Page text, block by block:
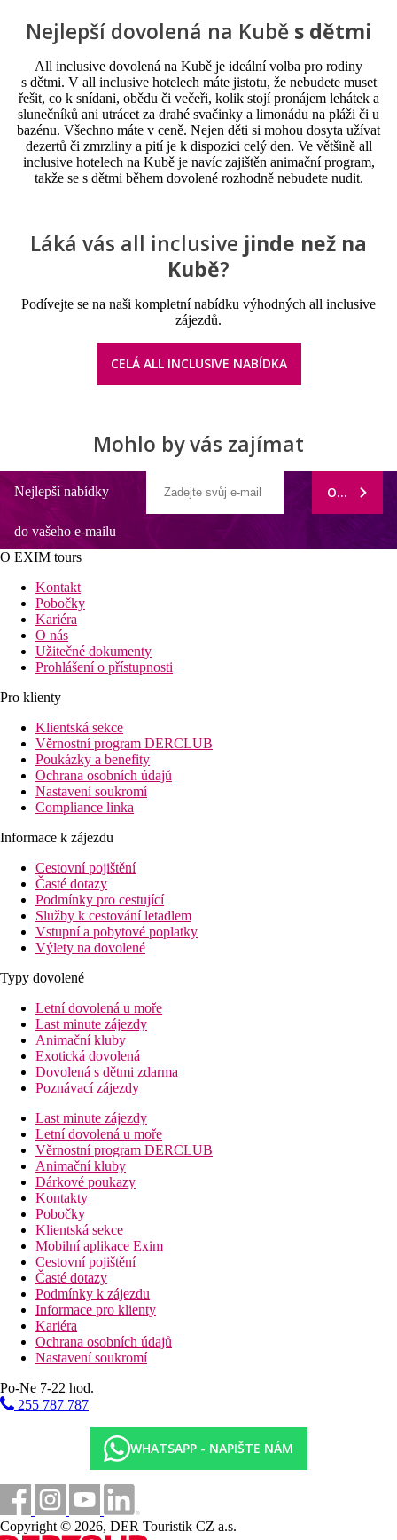
Nejlepší dovolená na Kubě s dětmi
All inclusive dovolená na Kubě je ideální volba pro rodiny
s dětmi. V all inclusive hotelech máte jistotu, že nebudete muset
řešit, co k snídani, obědu či večeři, kolik stojí pronájem lehátek a
slunečníků ani utrácet za drahé svačinky a limonádu na pláži či u
bazénu. Všechno máte v ceně. Nejen děti si mohou dosyta užívat
dezertů či zmrzliny a pití je k dispozici celý den. Ve většině all
inclusive hotelech na Kubě je navíc zajištěn animační program,
takže se s dětmi během dovolené rozhodně nebudete nudit.
Láká vás all inclusive jinde než na
Kubě?
Podívejte se na naši kompletní nabídku výhodných all inclusive
zájezdů.
CELÁ ALL INCLUSIVE NABÍDKA
Mohlo by vás zajímat
Nejlepší nabídky
do vašeho e-mailu
ODEBÍRAT
O EXIM tours
Kontakt
Pobočky
Kariéra
O nás
Užitečné dokumenty
Prohlášení o přístupnosti
Pro klienty
Klientská sekce
Věrnostní program DERCLUB
Poukázky a benefity
Ochrana osobních údajů
Nastavení soukromí
Compliance linka
Informace k zájezdu
Cestovní pojištění
Časté dotazy
Podmínky pro cestující
Služby k cestování letadlem
Vstupní a pobytové poplatky
Výlety na dovolené
Typy dovolené
Letní dovolená u moře
Last minute zájezdy
Animační kluby
Exotická dovolená
Dovolená s dětmi zdarma
Poznávací zájezdy
Last minute zájezdy
Letní dovolená u moře
Věrnostní program DERCLUB
Animační kluby
Dárkové poukazy
Kontakty
Pobočky
Klientská sekce
Mobilní aplikace Exim
Cestovní pojištění
Časté dotazy
Podmínky k zájezdu
Informace pro klienty
Kariéra
Ochrana osobních údajů
Nastavení soukromí
Po-Ne 7-22 hod.
255 787 787
WHATSAPP - NAPIŠTE NÁM
Copyright © 2026, DER Touristik CZ a.s.